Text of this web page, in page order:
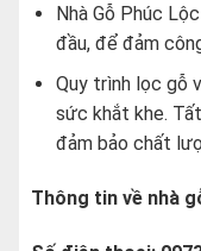
Nhà Gỗ Phúc
đầu, để đảm
Quy trình lọc gỗ
sức khắt khe.
đảm bảo chất
Thông tin về nhà